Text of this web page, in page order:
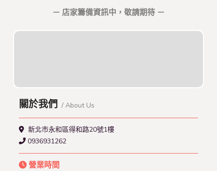
－ 店家籌備資訊中，敬請期待 －
關於我們 / About Us
新北市永和區得和路20號1樓
0936931262
營業時間